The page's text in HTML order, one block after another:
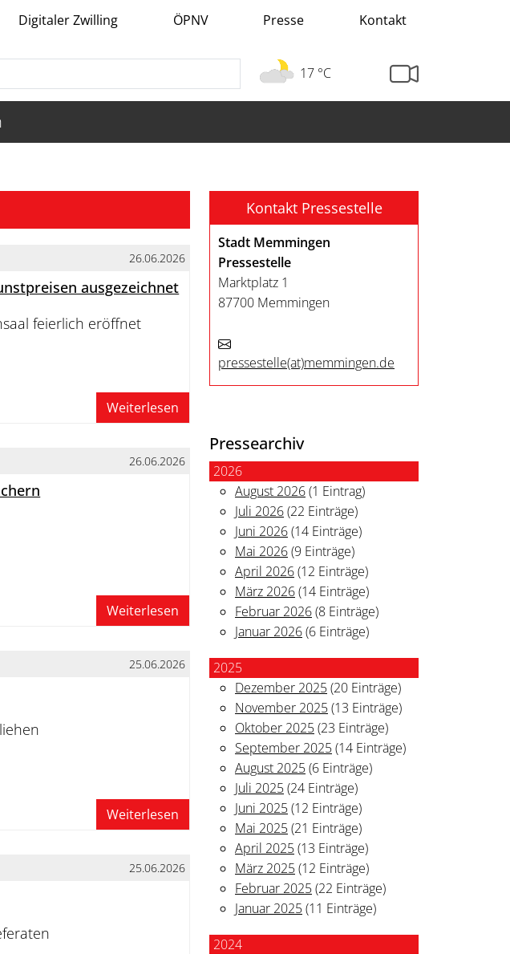
Digitaler Zwilling ÖPNV Presse Kontakt
17 °C
26.06.2026
ausgezeichnet
feierlich eröffnet
Weiterlesen
26.06.2026
Weiterlesen
25.06.2026
Weiterlesen
25.06.2026
Kontakt Pressestelle
Stadt Memmingen
Pressestelle
Marktplatz 1
87700 Memmingen
pressestelle(at)memmingen.de
Pressearchiv
2026
August 2026(1 Eintrag)
Juli 2026(22 Einträge)
Juni 2026(14 Einträge)
Mai 2026(9 Einträge)
April 2026(12 Einträge)
März 2026(14 Einträge)
Februar 2026(8 Einträge)
Januar 2026(6 Einträge)
2025
Dezember 2025(20 Einträge)
November 2025(13 Einträge)
Oktober 2025(23 Einträge)
September 2025(14 Einträge)
August 2025(6 Einträge)
Juli 2025(24 Einträge)
Juni 2025(12 Einträge)
Mai 2025(21 Einträge)
April 2025(13 Einträge)
März 2025(12 Einträge)
Februar 2025(22 Einträge)
Januar 2025(11 Einträge)
2024